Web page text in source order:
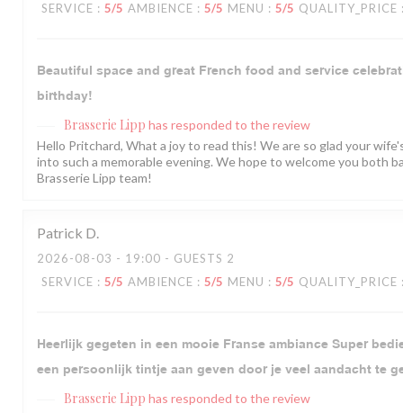
SERVICE : 5/5 AMBIENCE : 5/5 MENU : 5/5 QUALITY_PRICE
Beautiful space and great French food and service
birthday!
Brasserie Lipp has responded to the review
Hello Pritchard, What a joy to read this! We are so glad your
into such a memorable evening. We hope to welcome you both
Brasserie Lipp team!
Patrick D
2026-08-03 - 19:00 - GUESTS 2
SERVICE : 5/5 AMBIENCE : 5/5 MENU : 5/5 QUALITY_PRICE
Heerlijk gegeten in een mooie Franse ambiance Super
een persoonlijk tintje aan geven door je veel aandacht te
Brasserie Lipp has responded to the review